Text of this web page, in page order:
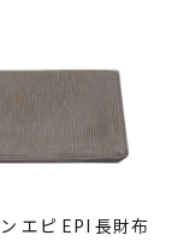
エピ EPI 長財布